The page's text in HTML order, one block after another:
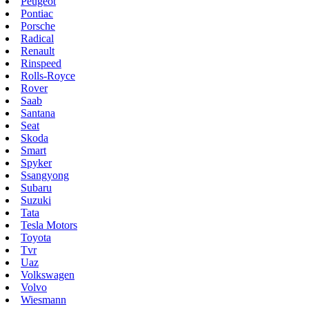
Pontiac
Porsche
Radical
Renault
Rinspeed
Rolls-Royce
Rover
Saab
Santana
Seat
Skoda
Smart
Spyker
Ssangyong
Subaru
Suzuki
Tata
Tesla Motors
Toyota
Tvr
Uaz
Volkswagen
Volvo
Wiesmann